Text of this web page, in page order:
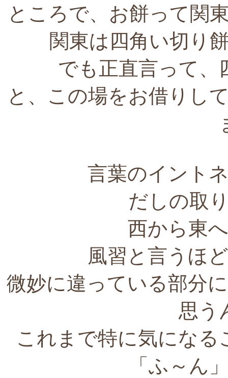
ところで、お餅って関
関東は四角い切り
でも正直言って、
と、この場をお借りし
言葉のイント
だしの取
西から東
風習と言うほ
微妙に違っている部分
思う
これまで特に気にな
「ふ～ん